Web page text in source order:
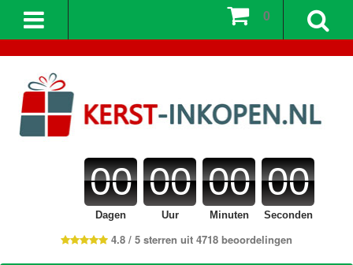
00
Dagen
00
Uur
00
Minuten
00
Seconden
4.8 / 5 sterren uit 4718 beoordelingen
0